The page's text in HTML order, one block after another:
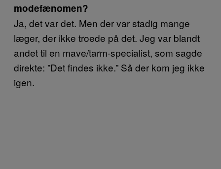
modefænomen?
Ja, det var det. Men der var stadig mange
læger, der ikke troede på det. Jeg var blandt
andet til en mave/tarm-specialist, som sagde
direkte: ”Det findes ikke.” Så der kom jeg ikke
igen.